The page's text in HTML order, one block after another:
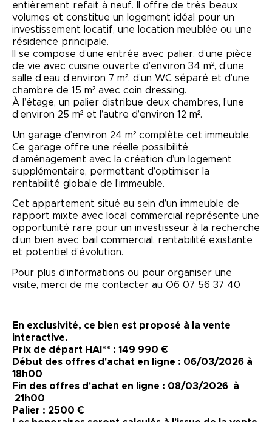
entièrement refait à neuf. Il offre de très beaux
volumes et constitue un logement idéal pour un
investissement locatif, une location meublée ou une
résidence principale.
Il se compose d’une entrée avec palier, d’une pièce
de vie avec cuisine ouverte d’environ 34 m², d’une
salle d’eau d’environ 7 m², d’un WC séparé et d’une
chambre de 15 m² avec coin dressing.
À l’étage, un palier distribue deux chambres, l’une
d’environ 25 m² et l’autre d’environ 12 m².
Un garage d’environ 24 m² complète cet immeuble.
Ce garage offre une réelle possibilité
d’aménagement avec la création d’un logement
supplémentaire, permettant d’optimiser la
rentabilité globale de l’immeuble.
Cet appartement situé au sein d’un immeuble de
rapport mixte avec local commercial représente une
opportunité rare pour un investisseur à la recherche
d’un bien avec bail commercial, rentabilité existante
et potentiel d’évolution.
Pour plus d’informations ou pour organiser une
visite, merci de me contacter au O6 07 56 37 40
En exclusivité, ce bien est proposé à la vente
interactive.
Prix de départ HAI** : 149 990 €
Début des offres d'achat en ligne : 06/03/2026 à
18h00
Fin des offres d'achat en ligne : 08/03/2026 à
21h00
Palier : 2500 €